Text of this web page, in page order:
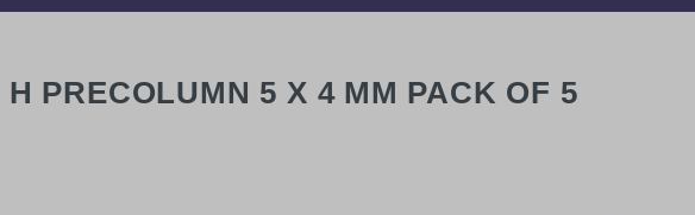
PRECOLUMN 5 X 4 MM PACK OF 5